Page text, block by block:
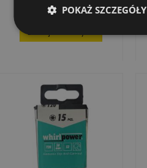
Cena
56,85 zł
Dodaj do koszyka
POKAŻ SZCZEGÓŁY